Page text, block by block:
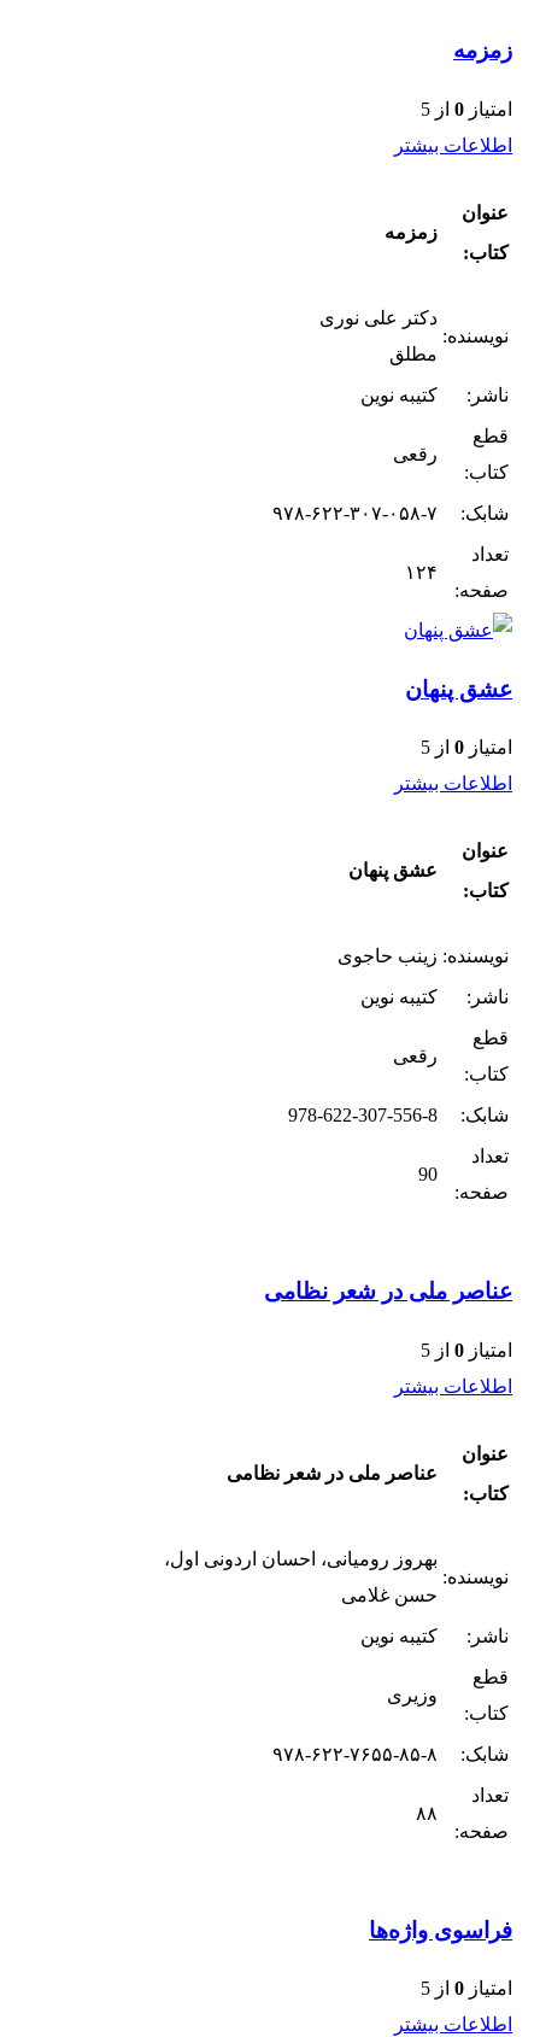
زمزمه
امتیاز 0 از 5
اطلاعات بیشتر
عنوان
کتاب:
زمزمه
نویسنده:
دکتر علی نوری
مطلق
ناشر:
کتیبه نوین
قطع
کتاب:
رقعی
شابک:
۹۷۸-۶۲۲-۳۰۷-۰۵۸-۷
تعداد
صفحه:
۱۲۴
عشق پنهان
امتیاز 0 از 5
اطلاعات بیشتر
عنوان
کتاب:
عشق پنهان
نویسنده: زینب حاجوی
ناشر:
کتیبه نوین
قطع
کتاب:
رقعی
شابک:
978-622-307-556-8
تعداد
صفحه:
90
عناصر ملی در شعر نظامی
امتیاز 0 از 5
اطلاعات بیشتر
عنوان
کتاب:
عناصر ملی در شعر نظامی
نویسنده:
بهروز رومیانی، احسان اردونی اول،
حسن غلامی
ناشر:
کتیبه نوین
قطع
کتاب:
وزیری
شابک:
۹۷۸-۶۲۲-۷۶۵۵-۸۵-۸
تعداد
صفحه:
۸۸
فراسوی واژه‌ها
امتیاز 0 از 5
اطلاعات بیشتر